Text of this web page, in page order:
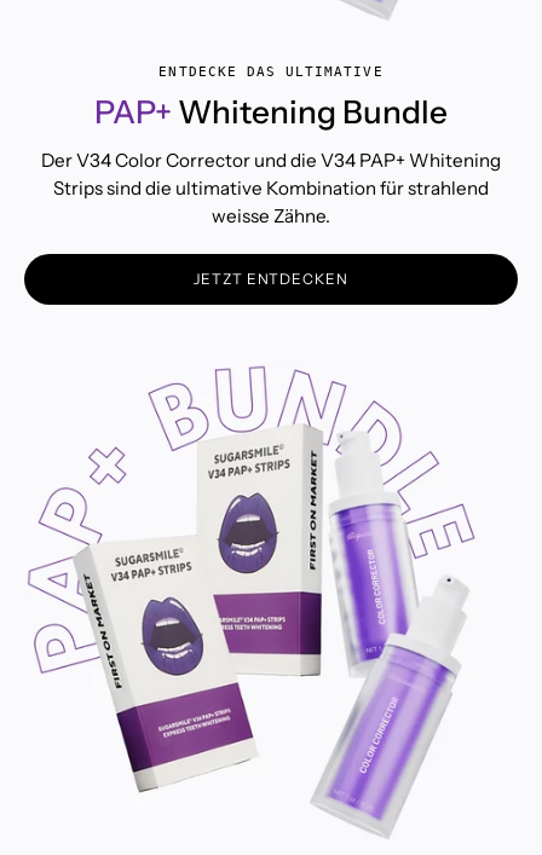
ENTDECKE DAS ULTIMATIVE
PAP+ Whitening Bundle
Der V34 Color Corrector und die V34 PAP+ Whitening
Strips sind die ultimative Kombination für strahlend
weisse Zähne.
JETZT ENTDECKEN